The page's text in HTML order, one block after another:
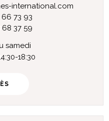
international.com
66 73 93
68 37 59
samedi
18:30